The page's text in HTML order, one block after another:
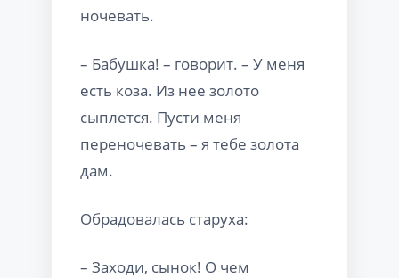
ночевать.
– Бабушка! – говорит. – У меня
есть коза. Из нее золото
сыплется. Пусти меня
переночевать – я тебе золота
дам.
Обрадовалась старуха:
– Заходи, сынок! О чем